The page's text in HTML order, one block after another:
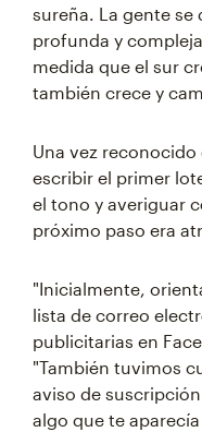
sureña. La gente se
profunda y
medida que el sur
también crece y
Una vez
escribir el primer
el tono y averiguar
próximo paso era
"Inicialmente,
lista de correo
publicitarias en
"También tuvimos
aviso de
algo que te